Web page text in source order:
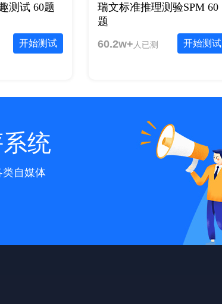
测试 60题
开始测试
瑞文标准推理测验SPM 60
题
开始测试
60.2w+ 人已测
统
类自媒体